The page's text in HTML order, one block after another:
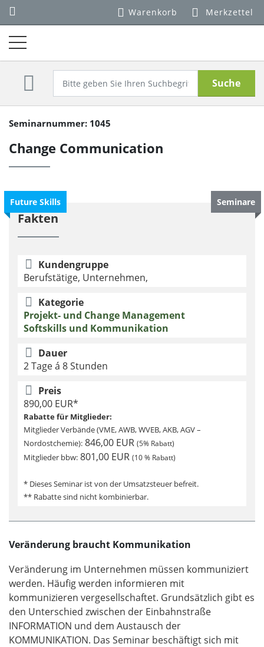
Warenkorb Merkzettel
Suche
Seminarnummer: 1045
Change Communication
Fakten
Kundengruppe
Berufstätige, Unternehmen,
Kategorie
Projekt- und Change Management
Softskills und Kommunikation
Dauer
2 Tage á 8 Stunden
Preis
890,00 EUR*
Rabatte für Mitglieder:
Mitglieder Verbände (VME, AWB, WVEB, AKB, AGV –
Nordostchemie): 846,00 EUR (5% Rabatt)
Mitglieder bbw: 801,00 EUR (10 % Rabatt)
* Dieses Seminar ist von der Umsatzsteuer befreit.
** Rabatte sind nicht kombinierbar.
Seminare
Future Skills
Veränderung braucht Kommunikation
Veränderung im Unternehmen müssen kommuniziert
werden. Häufig werden informieren mit
kommunizieren vergesellschaftet. Grundsätzlich gibt es
den Unterschied zwischen der Einbahnstraße
INFORMATION und dem Austausch der
KOMMUNIKATION. Das Seminar beschäftigt sich mit